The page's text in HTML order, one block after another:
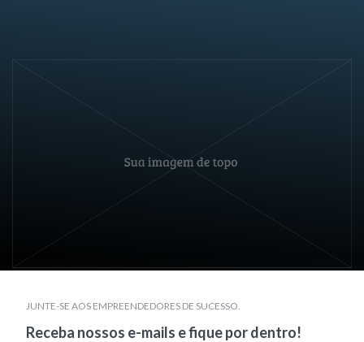
JUNTE-SE AOS EMPREENDEDORES DE SUCESSO.
Receba nossos e-mails e fique por dentro!